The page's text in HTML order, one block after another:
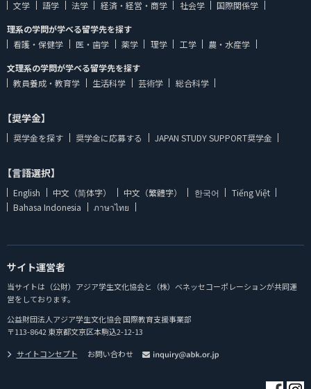
文学
語学 法学 経済・経営・商学 社会学
国際関係学
理系の学問が学べる留学先を探す
看護・保健学
医・歯学 薬学 理学 工学
農・水産学
文理系の学問が学べる留学先を探す
教員養成・教育学
生活科学 芸術学 総合科学
【奨学金】
奨学金を探す 奨学金に応募する JAPAN STUDY SUPPORT奨学金
【言語選択】
English 中文（简体字） 中文（繁體字） 한국어
Tiếng Việt
Bahasa Indonesia
ภาษาไทย
サイト運営者
当サイトは（公財）アジア学生文化協会と（株）ベネッセコーポレーションが共同運
営をしております。
公益財団法人アジア学生文化協会 国際教育支援事業部
〒113-8642 東京都文京区本駒込2-12-13
サイトコンセプト
お問い合わせ